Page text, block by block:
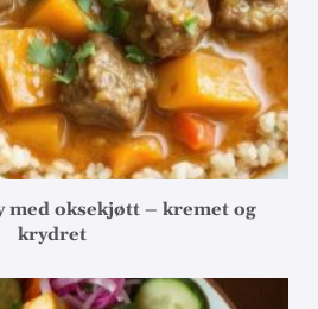
med oksekjøtt – kremet og
krydret